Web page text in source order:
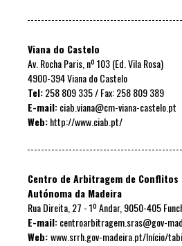
Viana do Castelo
Av. Rocha Paris, nº 103 (Ed. Vila Rosa)
4900-394 Viana do Castelo
Tel:258 809 335 / Fax: 258 809 389
E-mail:ciab.viana@cm-viana-castelo.pt
Web:http://www.ciab.pt/
Centro de Arbitragem de Conflitos
Autónoma da Madeira
Rua Direita, 27 - 1º Andar, 9050-405
E-mail:centroarbitragem.sras@gov-
Web:www.srrh.gov-madeira.pt/Início/